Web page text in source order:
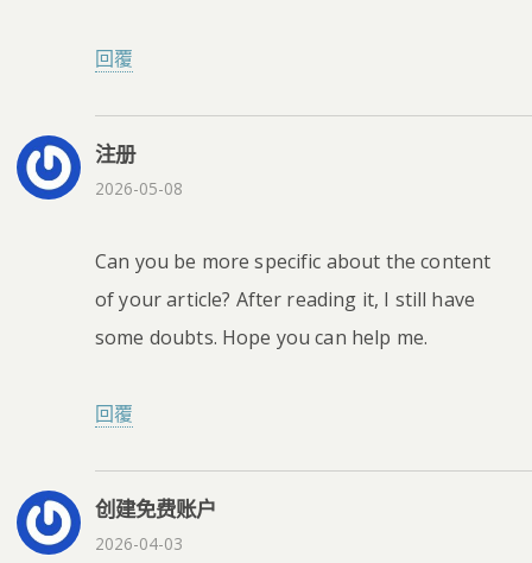
回覆
注册
2026-05-08
Can you be more specific about the content
of your article? After reading it, I still have
some doubts. Hope you can help me.
回覆
创建免费账户
2026-04-03